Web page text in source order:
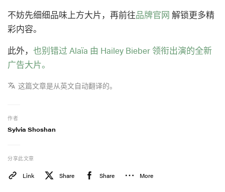
不妨先细细品味上方大片，再前往品牌官网 解锁更多精
彩内容。
此外， 也别错过 Alaïa 由 Hailey Bieber 领衔出演的全新
广告大片。
这篇文章是从英文自动翻译的。
作者
Sylvia Shoshan
分享此文章
Link Share Share More